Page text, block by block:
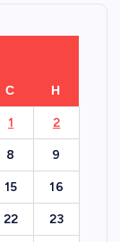
С Н
1 2
8 9
15 16
22 23